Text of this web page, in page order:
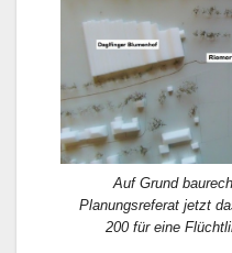
Auf Grund
Planungsreferat jetzt
200 für eine